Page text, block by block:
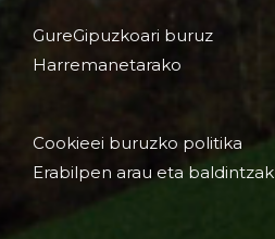
GureGipuzkoari buruz
Harremanetarako
Cookieei buruzko politika
Erabilpen arau eta baldintzak